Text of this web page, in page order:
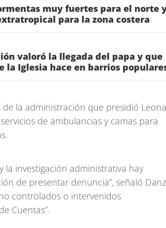
muy fuertes para el norte
para la zona costera
valoró la llegada del papa y que
la Iglesia hace en barrios
la administración que presidió
de ambulancias y camas para
la investigación administrativa hay
de presentar denuncia”, señaló
controlados o intervenidos
Cuentas”.